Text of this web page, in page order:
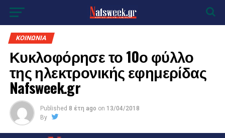
ΚΟΙΝΩΝΙΑ
Κυκλοφόρησε το 10ο φύλλο
της ηλεκτρονικής εφημερίδας
Nafsweek.gr
Published 8 έτη ago on 13/04/2018
By